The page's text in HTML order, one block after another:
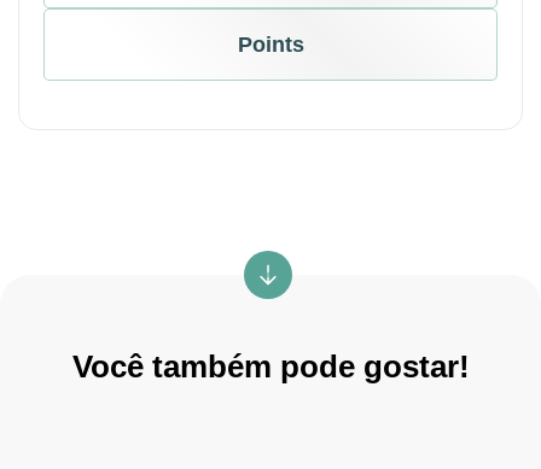
Points
Você também pode gostar!